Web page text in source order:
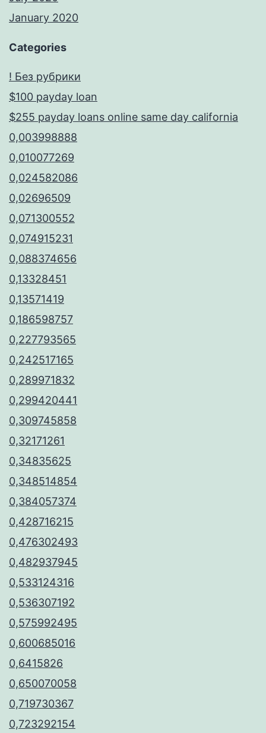
January 2020
Categories
! Без рубрики
$100 payday loan
$255 payday loans online same day california
0,003998888
0,010077269
0,024582086
0,02696509
0,071300552
0,074915231
0,088374656
0,13328451
0,13571419
0,186598757
0,227793565
0,242517165
0,289971832
0,299420441
0,309745858
0,32171261
0,34835625
0,348514854
0,384057374
0,428716215
0,476302493
0,482937945
0,533124316
0,536307192
0,575992495
0,600685016
0,6415826
0,650070058
0,719730367
0,723292154